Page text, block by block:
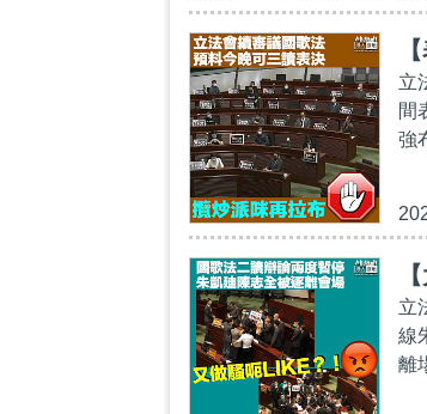
立
間
強
立
線
離